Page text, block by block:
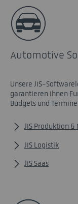
Automotive
Unsere JIS-
garantieren Ihnen
Budgets und
JIS Produktion &
JIS Logistik
JIS Saas